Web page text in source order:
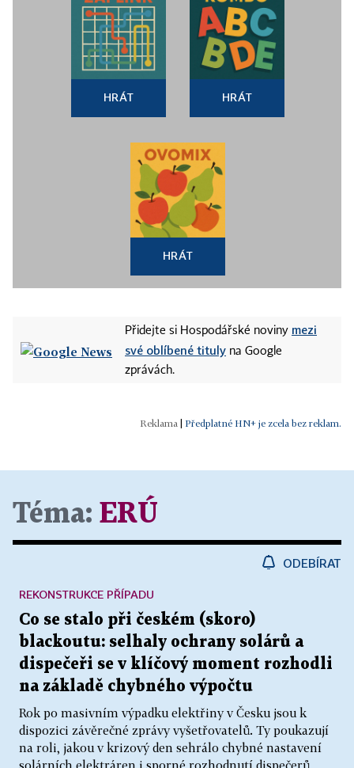
HRÁT HRÁT
HRÁT
Přidejte si Hospodářské noviny mezi
své oblíbené tituly na Google
zprávách.
Předplatné HN+ je zcela bez reklam.
Téma: ERÚ
ODEBÍRAT
Co se stalo při českém (skoro)
blackoutu: selhaly ochrany solárů a
dispečeři se v klíčový moment rozhodli
na základě chybného výpočtu
Rok po masivním výpadku elektřiny v Česku jsou k
dispozici závěrečné zprávy vyšetřovatelů. Ty poukazují
na roli, jakou v krizový den sehrálo chybné nastavení
solárních elektráren i sporné rozhodnutí dispečerů
REKONSTRUKCE PŘÍPADU